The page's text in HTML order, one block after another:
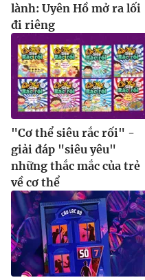
lành: Uyên Hồ mở ra lối
đi riêng
"Cơ thể siêu rắc rối" -
giải đáp "siêu yêu"
những thắc mắc của trẻ
về cơ thể